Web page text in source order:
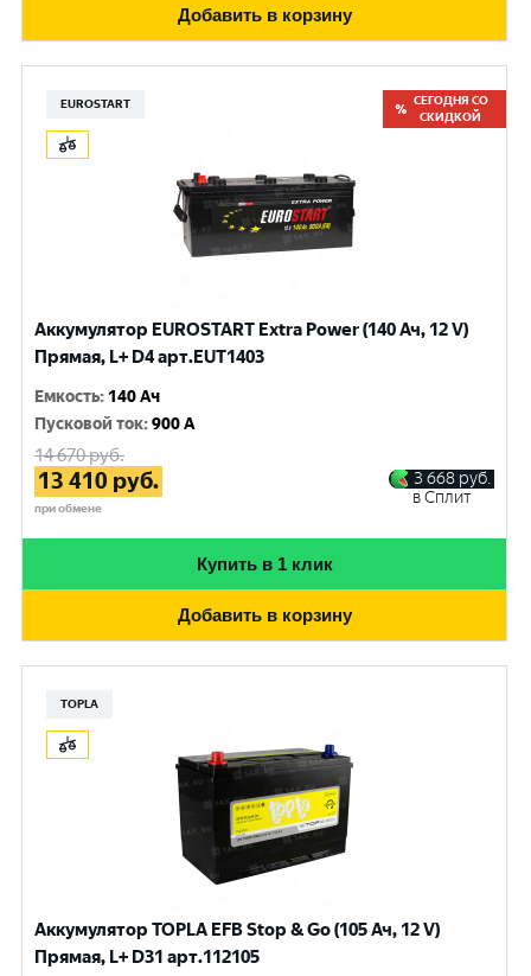
Добавить в корзину
EUROSTART
СЕГОДНЯ СО
СКИДКОЙ
Аккумулятор EUROSTART Extra Power (140 Ач, 12 V)
Прямая, L+ D4 арт.EUT1403
Емкость: 140 Ач
Пусковой ток:900 A
14 670руб.
13 410 руб.
при обмене
3 668 руб.
в Сплит
Купить в 1 клик
Добавить в корзину
TOPLA
Аккумулятор TOPLA EFB Stop & Go (105 Ач, 12 V)
Прямая, L+ D31 арт.112105